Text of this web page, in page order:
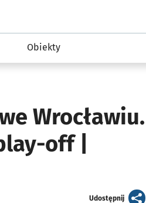
Sport i rekreacja
Obiekty
Wrocławiu.
off |
Udostępnijartykuł